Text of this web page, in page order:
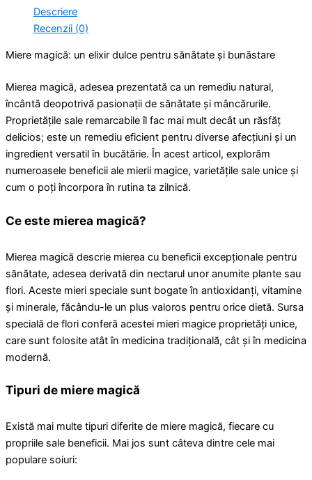
Descriere
Recenzii (0)
Miere magică: un elixir dulce pentru sănătate și bunăstare
Mierea magică, adesea prezentată ca un remediu natural,
încântă deopotrivă pasionații de sănătate și mâncărurile.
Proprietățile sale remarcabile îl fac mai mult decât un răsfăț
delicios; este un remediu eficient pentru diverse afecțiuni și un
ingredient versatil în bucătărie. În acest articol, explorăm
numeroasele beneficii ale mierii magice, varietățile sale unice și
cum o poți încorpora în rutina ta zilnică.
Ce este mierea magică?
Mierea magică descrie mierea cu beneficii excepționale pentru
sănătate, adesea derivată din nectarul unor anumite plante sau
flori. Aceste mieri speciale sunt bogate în antioxidanți, vitamine
și minerale, făcându-le un plus valoros pentru orice dietă. Sursa
specială de flori conferă acestei mieri magice proprietăți unice,
care sunt folosite atât în ​​medicina tradițională, cât și în medicina
modernă.
Tipuri de miere magică
Există mai multe tipuri diferite de miere magică, fiecare cu
propriile sale beneficii. Mai jos sunt câteva dintre cele mai
populare soiuri: